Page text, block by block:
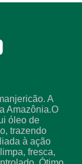
A
Amazônia.O
óleo de
trazendo
à ação
fresca,